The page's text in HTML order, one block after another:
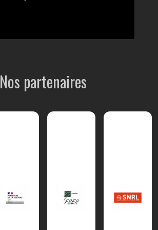
Nos partenaires